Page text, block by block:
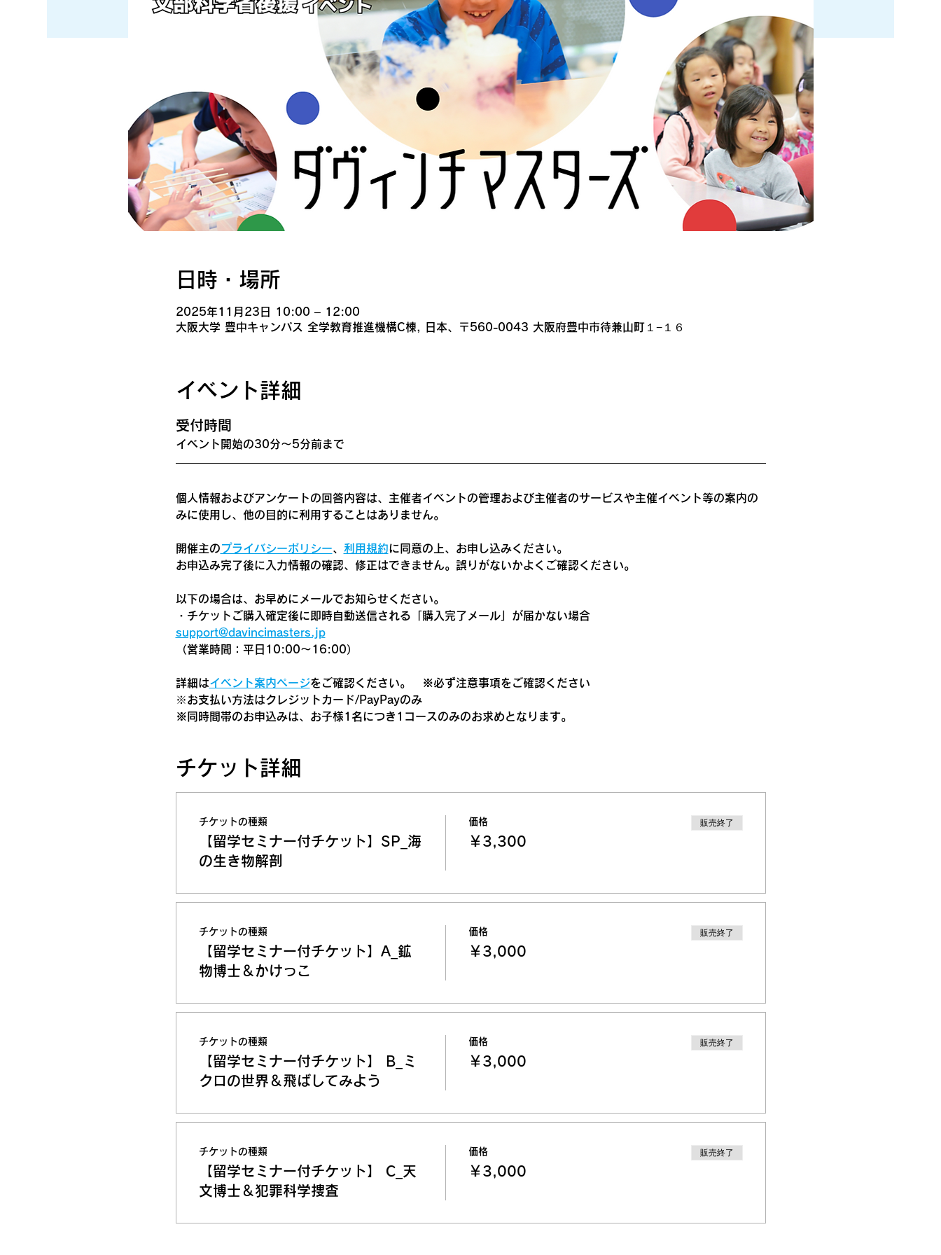
日時・場所
2025年11月23日 10:00 – 12:00
大阪大学 豊中キャンパス 全学教育推進機構C棟, 日本、〒560-0043 大阪府豊中市待兼山町１−１６
イベント詳細
​受付時間
イベント開始の30分〜5分前まで
個人情報およびアンケートの回答内容は、主催者イベントの管理および主催者のサービスや主催イベント等の案内の
みに使用し、他の目的に利用することはありません。
開催主のプライバシーポリシー、 利用規約に同意の上、お申し込みください。
お申込み完了後に入力情報の確認、修正はできません。誤りがないかよくご確認ください。
以下の場合は、お早めにメールでお知らせください。
・チケットご購入確定後に即時自動送信される「購入完了メール」が届かない場合
support@davincimasters.jp
（営業時間：平日10:00～16:00）
詳細はイベント案内ページをご確認ください。
※必ず注意事項をご確認ください
​※お支払い方法はクレジットカード/PayPayのみ
※同時間帯のお申込みは、お子様1名につき1コースのみのお求めとなります。
チケット詳細
チケットの種類
【留学セミナー付チケット】SP_海
の生き物解剖
価格
￥3,300
販売終了
チケットの種類
【留学セミナー付チケット】A_鉱
物博士＆かけっこ
価格
￥3,000
販売終了
チケットの種類
【留学セミナー付チケット】 B_ミ
クロの世界＆飛ばしてみよう
価格
￥3,000
販売終了
チケットの種類
【留学セミナー付チケット】 C_天
文博士＆犯罪科学捜査
価格
￥3,000
販売終了